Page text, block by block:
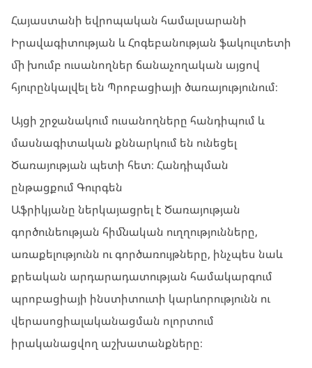
Հայաստանի եվրոպական համալսարանի
Իրավագիտության և Հոգեբանության ֆակուլտետի
մի խումբ ուսանողներ ճանաչողական այցով
հյուրընկալվել են Պրոբացիայի ծառայությունում։
Այցի շրջանակում ուսանողները հանդիպում և
մասնագիտական քննարկում են ունեցել
Ծառայության պետի հետ։ Հանդիպման
ընթացքում Գուրգեն
Աֆրիկյանը ներկայացրել է Ծառայության
գործունեության հիմնական ուղղությունները,
առաքելությունն ու գործառույթները, ինչպես նաև
քրեական արդարադատության համակարգում
պրոբացիայի ինստիտուտի կարևորությունն ու
վերասոցիալականացման ոլորտում
իրականացվող աշխատանքները։